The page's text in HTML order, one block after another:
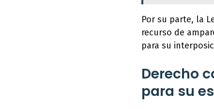
Por su parte, la
recurso de
para su
Derecho
para su